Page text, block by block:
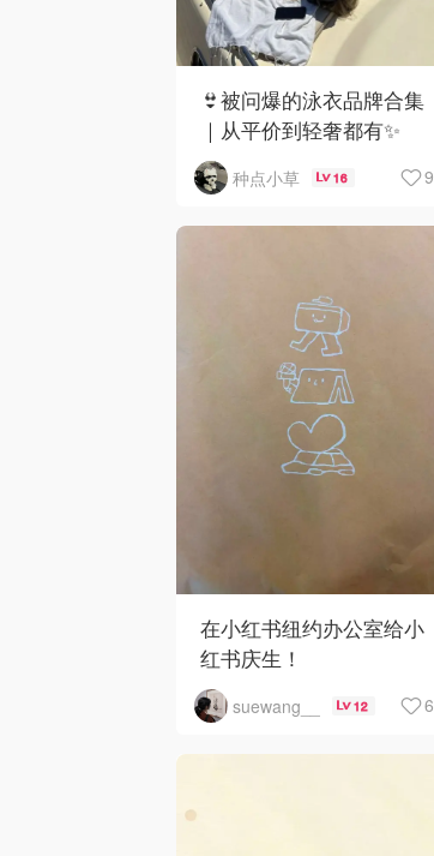
👙被问爆的泳衣品牌合集
｜从平价到轻奢都有✨
种点小草 16 9
在小红书纽约办公室给小
红书庆生！
suewang__ 12 6